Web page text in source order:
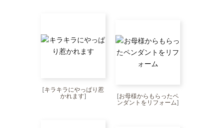
[キラキラにやっぱり惹
かれます] [お母様からもらったペ
ンダントをリフォーム]